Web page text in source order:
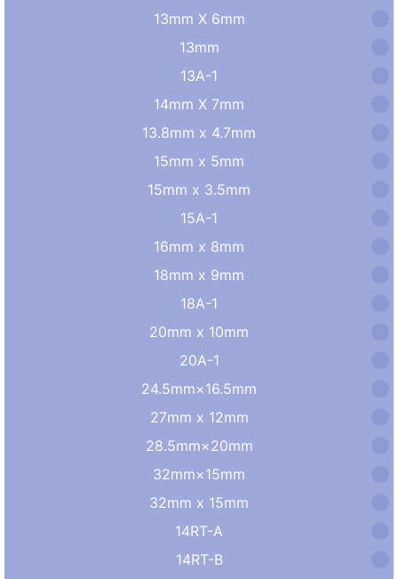
13mm X 6mm
13mm
13A-1
14mm X 7mm
13.8mm x 4.7mm
15mm x 5mm
15mm x 3.5mm
15A-1
16mm x 8mm
18mm x 9mm
18A-1
20mm x 10mm
20A-1
24.5mm×16.5mm
27mm x 12mm
28.5mm×20mm
32mm×15mm
32mm x 15mm
14RT-A
14RT-B